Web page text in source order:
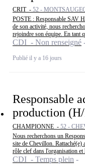
CRIT - 52 -
POSTE : Responsable SAV
de son activité, nous
rejoindre son équipe. En tant
CDI - Non renseigné
Publié il y a 16 jours
Responsable
production
CHAMPIONNE - 52 -
Nous recherchons un
site de Chevillon. Rattaché(e)
rôle clef dans l'organisation et
CDI - Temps plein